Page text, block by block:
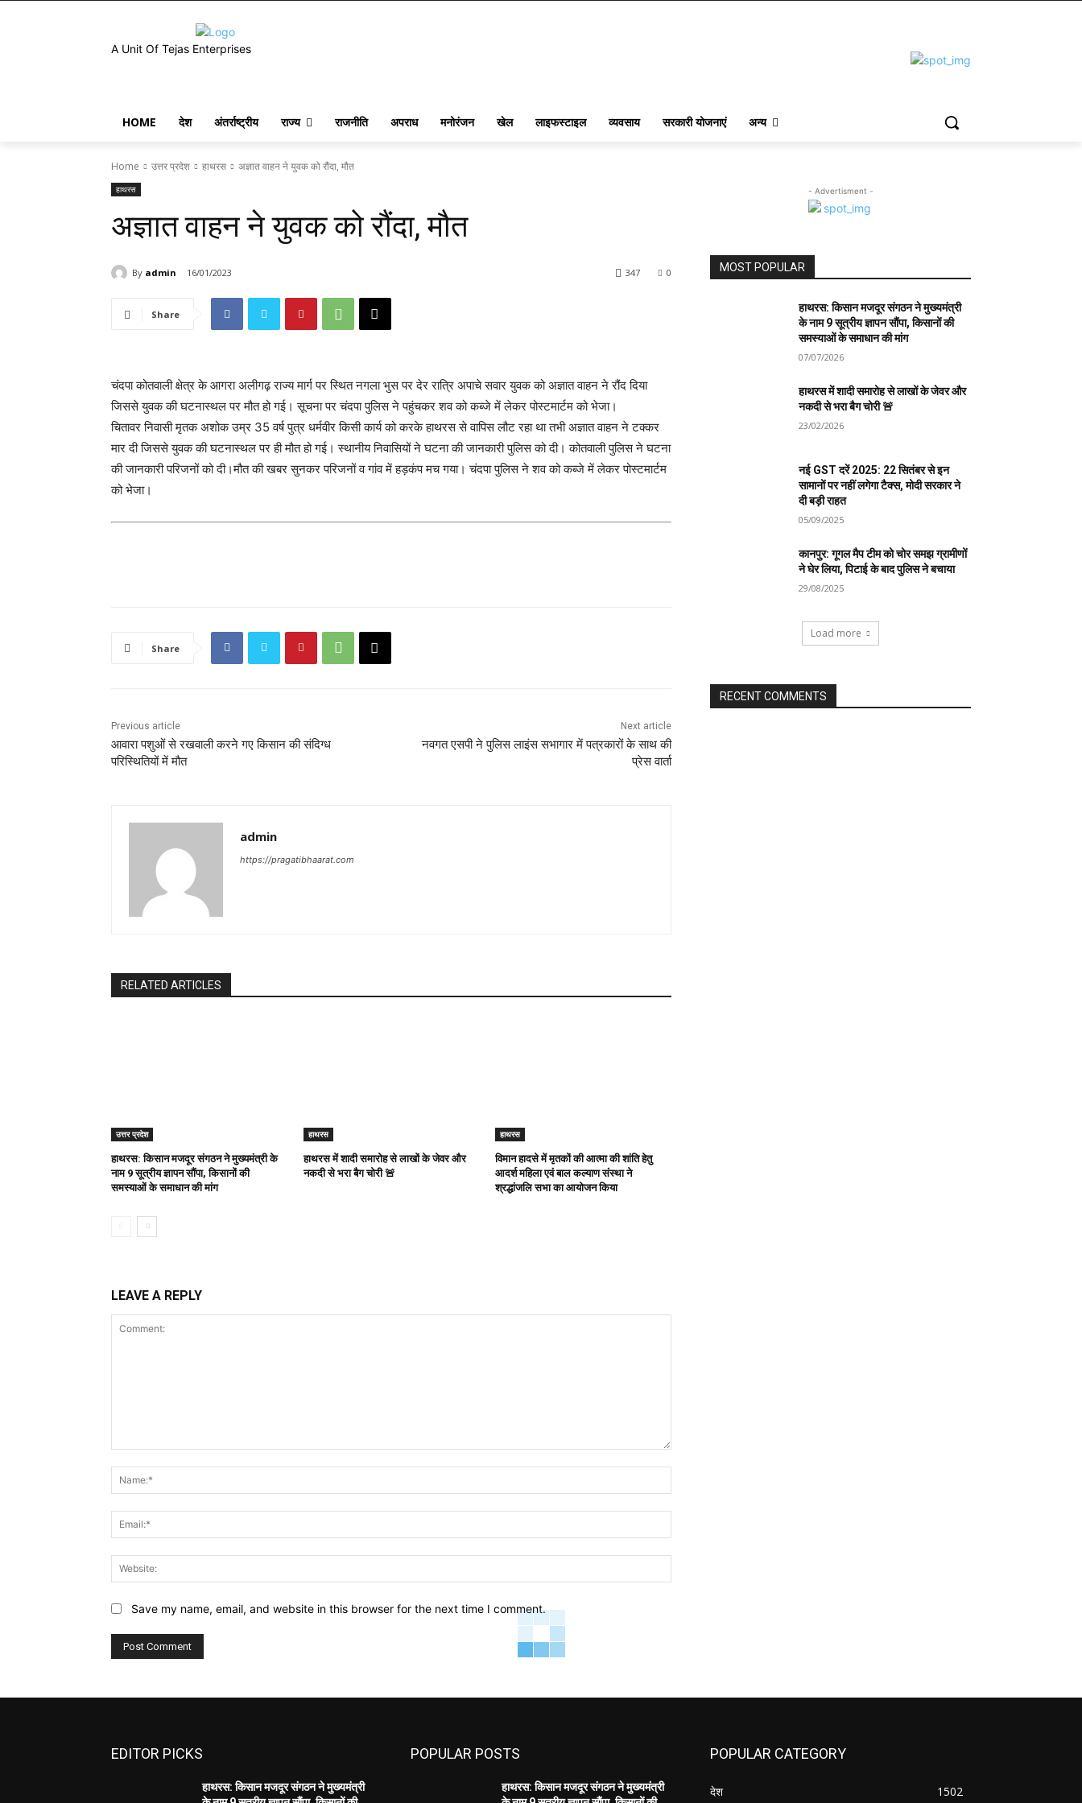
A Unit Of Tejas Enterprises
HOME देश अंतर्राष्ट्रीय राज्य राजनीति अपराध मनोरंजन खेल लाइफस्टाइल व्यवसाय सरकारी योजनाएं अन्य
Home उत्तर प्रदेश हाथरस अज्ञात वाहन ने युवक को रौंदा, मौत
हाथरस
अज्ञात वाहन ने युवक को रौंदा, मौत
By admin 16/01/2023 0
347
Share
चंदपा कोतवाली क्षेत्र के आगरा अलीगढ़ राज्य मार्ग पर स्थित नगला भुस पर देर रात्रि अपाचे सवार युवक को अज्ञात वाहन ने रौंद दिया
जिससे युवक की घटनास्थल पर मौत हो गई। सूचना पर चंदपा पुलिस ने पहुंचकर शव को कब्जे में लेकर पोस्टमार्टम को भेजा।
चितावर निवासी मृतक अशोक उम्र 35 वर्ष पुत्र धर्मवीर किसी कार्य को करके हाथरस से वापिस लौट रहा था तभी अज्ञात वाहन ने टक्कर
मार दी जिससे युवक की घटनास्थल पर ही मौत हो गई। स्थानीय निवासियों ने घटना की जानकारी पुलिस को दी। कोतवाली पुलिस ने घटना
की जानकारी परिजनों को दी।मौत की खबर सुनकर परिजनों व गांव में हड़कंप मच गया। चंदपा पुलिस ने शव को कब्जे में लेकर पोस्टमार्टम
को भेजा।
Share
Previous article
आवारा पशुओं से रखवाली करने गए किसान की संदिग्ध
परिस्थितियों में मौत
Next article
नवगत एसपी ने पुलिस लाइंस सभागार में पत्रकारों के साथ की
प्रेस वार्ता
admin
https://pragatibhaarat.com
RELATED ARTICLES
उत्तर प्रदेश
हाथरस: किसान मजदूर संगठन ने मुख्यमंत्री के
नाम 9 सूत्रीय ज्ञापन सौंपा, किसानों की
समस्याओं के समाधान की मांग
हाथरस
हाथरस में शादी समारोह से लाखों के जेवर और
नकदी से भरा बैग चोरी 🚨
हाथरस
विमान हादसे में मृतकों की आत्मा की शांति हेतु
आदर्श महिला एवं बाल कल्याण संस्था ने
श्रद्धांजलि सभा का आयोजन किया
LEAVE A REPLY
Save my name, email, and website in this browser for the next time I comment.
- Advertisment -
MOST POPULAR
हाथरस: किसान मजदूर संगठन ने मुख्यमंत्री
के नाम 9 सूत्रीय ज्ञापन सौंपा, किसानों की
समस्याओं के समाधान की मांग
07/07/2026
हाथरस में शादी समारोह से लाखों के जेवर और
नकदी से भरा बैग चोरी 🚨
23/02/2026
नई GST दरें 2025: 22 सितंबर से इन
सामानों पर नहीं लगेगा टैक्स, मोदी सरकार ने
दी बड़ी राहत
05/09/2025
कानपुर: गूगल मैप टीम को चोर समझ ग्रामीणों
ने घेर लिया, पिटाई के बाद पुलिस ने बचाया
29/08/2025
Load more
RECENT COMMENTS
EDITOR PICKS
हाथरस: किसान मजदूर संगठन ने मुख्यमंत्री
POPULAR POSTS
हाथरस: किसान मजदूर संगठन ने मुख्यमंत्री
POPULAR CATEGORY
देश 1502